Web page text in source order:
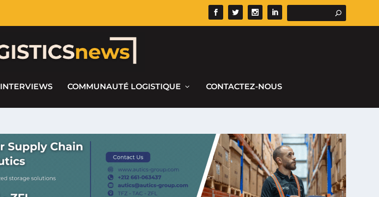
INTERVIEWS COMMUNAUTÉ LOGISTIQUE CONTACTEZ-NOUS